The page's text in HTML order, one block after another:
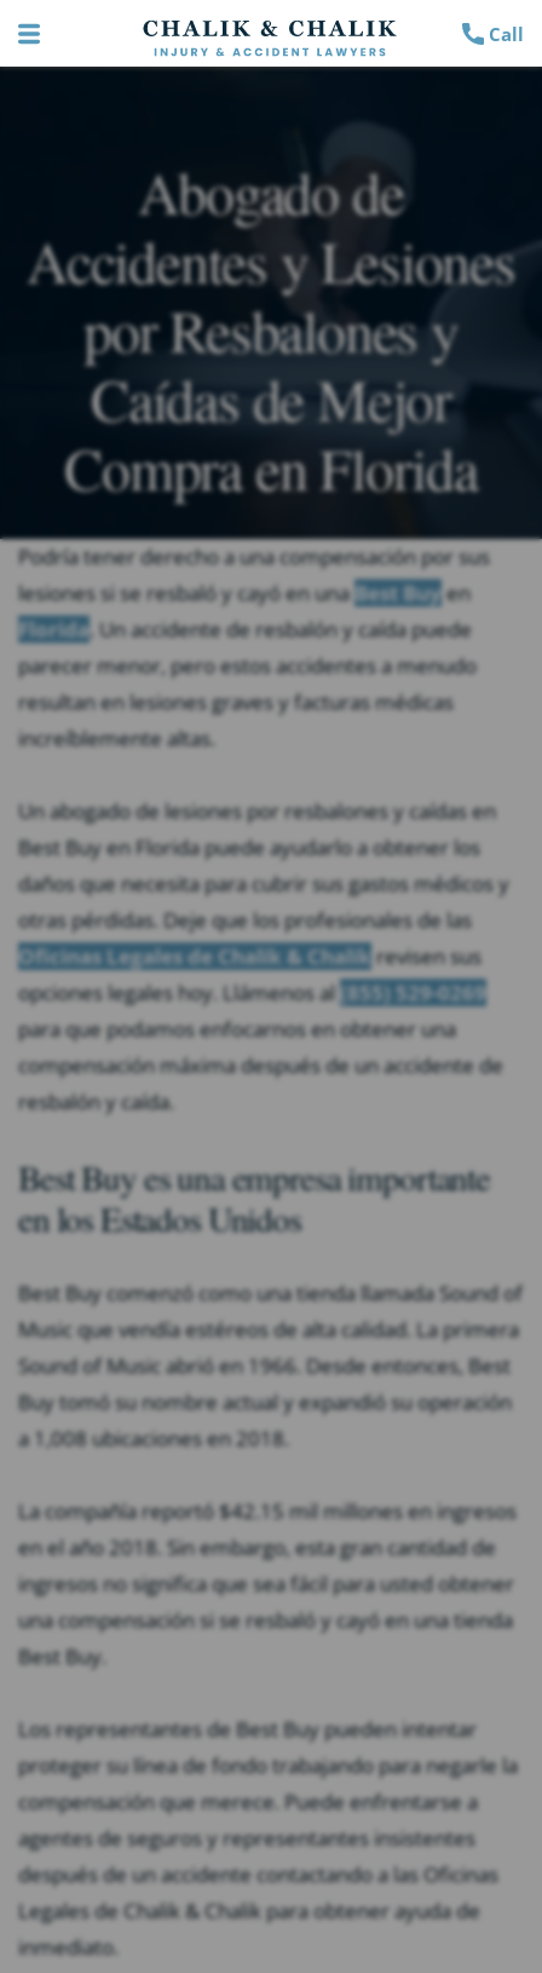
Call
Abogado de
Accidentes y Lesiones
por Resbalones y
Caídas de Mejor
Compra en Florida
Podría tener derecho a una compensación por sus
lesiones si se resbaló y cayó en unaBest Buy en
Florida . Un accidente de resbalón y caída puede
parecer menor, pero estos accidentes a menudo
resultan en lesiones graves y facturas médicas
increíblemente altas.
Un abogado de lesiones por resbalones y caídas en
Best Buy en Florida puede ayudarlo a obtener los
daños que necesita para cubrir sus gastos médicos y
otras pérdidas. Deje que los profesionales de las
Oficinas Legales de Chalik & Chalik revisen sus
opciones legales hoy. Llámenos al (855) 529-0269
para que podamos enfocarnos en obtener una
compensación máxima después de un accidente de
resbalón y caída.
Best Buy es una empresa importante
en los Estados Unidos
Best Buy comenzó como una tienda llamada Sound of
Music que vendía estéreos de alta calidad. La primera
Sound of Music abrió en 1966. Desde entonces, Best
Buy tomó su nombre actual y expandió su operación
a 1,008 ubicaciones en 2018.
La compañía reportó $42.15 mil millones en ingresos
en el año 2018. Sin embargo, esta gran cantidad de
ingresos no significa que sea fácil para usted obtener
una compensación si se resbaló y cayó en una tienda
Best Buy.
Los representantes de Best Buy pueden intentar
proteger su línea de fondo trabajando para negarle la
compensación que merece. Puede enfrentarse a
agentes de seguros y representantes insistentes
después de un accidente contactando a las Oficinas
Legales de Chalik & Chalik para obtener ayuda de
inmediato.